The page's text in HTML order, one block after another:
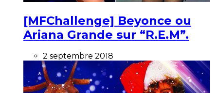
[MFChallenge] Beyonce ou
Ariana Grande sur “R.E.M”.
2 septembre 2018